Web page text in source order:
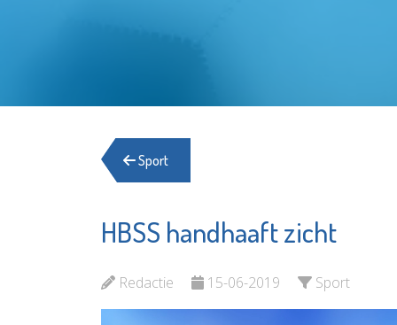
Sport
HBSS handhaaft zicht
Redactie 15-06-2019 Sport
Bekijk de pagina
Zwembad
Bekijk de